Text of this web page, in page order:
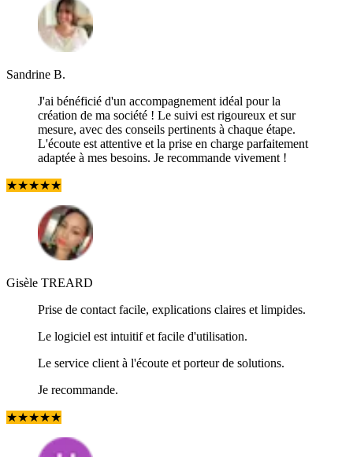
Sandrine B.
J'ai bénéficié d'un accompagnement idéal pour la
création de ma société ! Le suivi est rigoureux et sur
mesure, avec des conseils pertinents à chaque étape.
L'écoute est attentive et la prise en charge parfaitement
adaptée à mes besoins. Je recommande vivement !
★★★★★
Gisèle TREARD
Prise de contact facile, explications claires et limpides.
Le logiciel est intuitif et facile d'utilisation.
Le service client à l'écoute et porteur de solutions.
Je recommande.
★★★★★